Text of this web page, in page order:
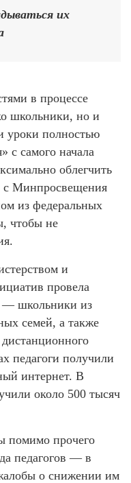
их
в процессе
школьники, но и
уроки полностью
с самого начала
облегчить
с Минпросвещения
из федеральных
чтобы не
и
провела
— школьники из
семей, а также
педагоги получили
интернет. В
около 500 тысяч
помимо прочего
педагогов — в
о снижении им